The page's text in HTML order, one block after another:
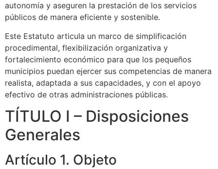
autonomía y aseguren la prestación de los servicios
públicos de manera eficiente y sostenible.
Este Estatuto articula un marco de simplificación
procedimental, flexibilización organizativa y
fortalecimiento económico para que los pequeños
municipios puedan ejercer sus competencias de manera
realista, adaptada a sus capacidades, y con el apoyo
efectivo de otras administraciones públicas.
TÍTULO I – Disposiciones
Generales
Artículo 1. Objeto